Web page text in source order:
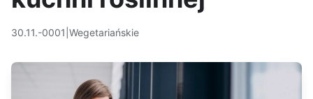
30.11.-0001 Wegetariańskie